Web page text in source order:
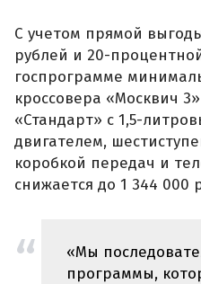
С учетом прямой
рублей и 20-
госпрограмме
кроссовера «Москвич
«Стандарт» с 1,5-
двигателем,
коробкой передач и
снижается до 1 344 000
«Мы
программы,